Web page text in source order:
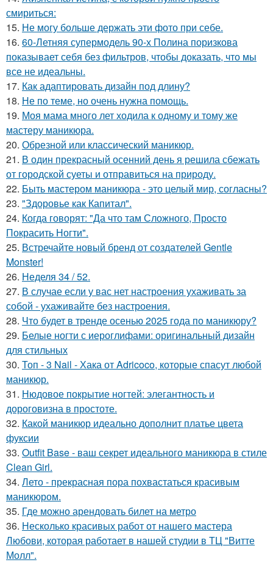
смириться:
15. Не могу больше держать эти фото при себе.
16. 60-Летняя супермодель 90-х Полина поризкова
показывает себя без фильтров, чтобы доказать, что мы
все не идеальны.
17. Как адаптировать дизайн под длину?
18. Не по теме, но очень нужна помощь.
19. Моя мама много лет ходила к одному и тому же
мастеру маникюра.
20. Обрезной или классический маникюр.
21. В один прекрасный осенний день я решила сбежать
от городской суеты и отправиться на природу.
22. Быть мастером маникюра - это целый мир, согласны?
23. "Здоровье как Капитал".
24. Когда говорят: "Да что там Сложного, Просто
Покрасить Ногти".
25. Встречайте новый бренд от создателей Gentle
Monster!
26. Неделя 34 / 52.
27. В случае если у вас нет настроения ухаживать за
собой - ухаживайте без настроения.
28. Что будет в тренде осенью 2025 года по маникюру?
29. Белые ногти с иероглифами: оригинальный дизайн
для стильных
30. Топ - 3 Nail - Хака от Adricoco, которые спасут любой
маникюр.
31. Нюдовое покрытие ногтей: элегантность и
дороговизна в простоте.
32. Какой маникюр идеально дополнит платье цвета
фуксии
33. Outfit Base - ваш секрет идеального маникюра в стиле
Clean Girl.
34. Лето - прекрасная пора похвастаться красивым
маникюром.
35. Где можно арендовать билет на метро
36. Несколько красивых работ от нашего мастера
Любови, которая работает в нашей студии в ТЦ "Витте
Молл".